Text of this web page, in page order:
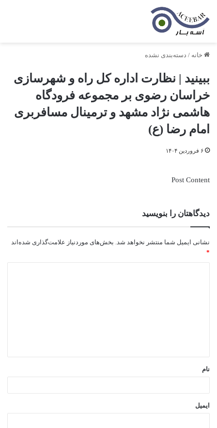
خانه / دسته‌بندی نشده
ببینید | نظارت اداره کل راه و شهرسازی
خراسان رضوی بر مجموعه فرودگاه
هاشمی نژاد مشهد و ترمینال مسافربری
امام رضا (ع)
۶ فروردین ۱۴۰۴
Post Content
دیدگاهتان را بنویسید
نشانی ایمیل شما منتشر نخواهد شد. بخش‌های موردنیاز علامت‌گذاری شده‌اند
*
*
نام
ایمیل